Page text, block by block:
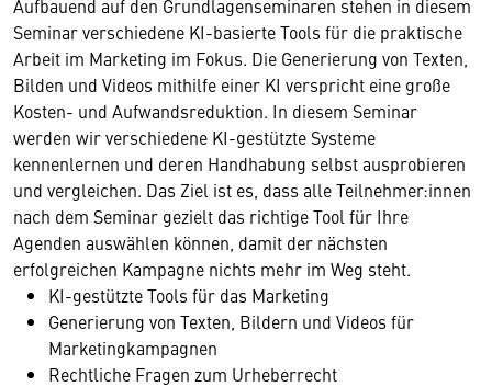
Aufbauend auf den Grundlagenseminaren stehen in diesem
Seminar verschiedene KI-basierte Tools für die praktische
Arbeit im Marketing im Fokus. Die Generierung von Texten,
Bilden und Videos mithilfe einer KI verspricht eine große
Kosten- und Aufwandsreduktion. In diesem Seminar
werden wir verschiedene KI-gestützte Systeme
kennenlernen und deren Handhabung selbst ausprobieren
und vergleichen. Das Ziel ist es, dass alle Teilnehmer:innen
nach dem Seminar gezielt das richtige Tool für Ihre
Agenden auswählen können, damit der nächsten
erfolgreichen Kampagne nichts mehr im Weg steht.
KI-gestützte Tools für das Marketing
Generierung von Texten, Bildern und Videos für
Marketingkampagnen
Rechtliche Fragen zum Urheberrecht